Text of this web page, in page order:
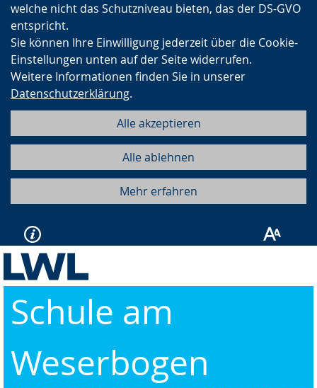
welche nicht das Schutzniveau bieten, das der DS-GVO
entspricht.
Sie können Ihre Einwilligung jederzeit über die Cookie-
Einstellungen unten auf der Seite widerrufen.
Weitere Informationen finden Sie in unserer
Datenschutzerklärung.
Alle akzeptieren
Alle ablehnen
Mehr erfahren
Schule am
Weserbogen